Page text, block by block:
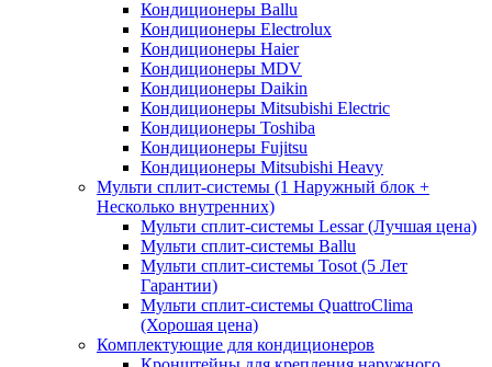
Кондиционеры Ballu
Кондиционеры Electrolux
Кондиционеры Haier
Кондиционеры MDV
Кондиционеры Daikin
Кондиционеры Mitsubishi Electric
Кондиционеры Toshiba
Кондиционеры Fujitsu
Кондиционеры Mitsubishi Heavy
Мульти сплит-системы (1 Наружный блок +
Несколько внутренних)
Мульти сплит-системы Lessar (Лучшая цена)
Мульти сплит-системы Ballu
Мульти сплит-системы Tosot (5 Лет
Гарантии)
Мульти сплит-системы QuattroClima
(Хорошая цена)
Комплектующие для кондиционеров